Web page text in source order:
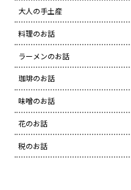
大人の手土産
料理のお話
ラーメンのお話
珈琲のお話
味噌のお話
花のお話
税のお話